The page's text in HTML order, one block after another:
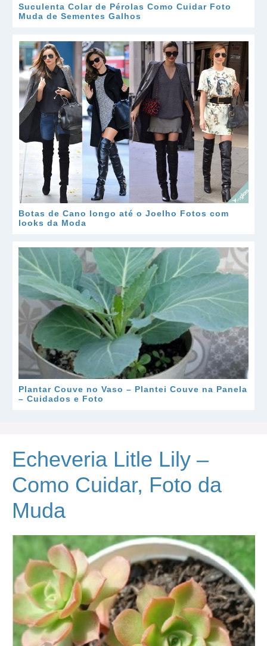
Suculenta Colar de Pérolas Como Cuidar Foto
Muda de Sementes Galhos
Botas de Cano longo até o Joelho Fotos com
looks da Moda
Plantar Couve no Vaso – Plantei Couve na Panela
– Cuidados e Foto
Echeveria Litle Lily –
Como Cuidar, Foto da
Muda